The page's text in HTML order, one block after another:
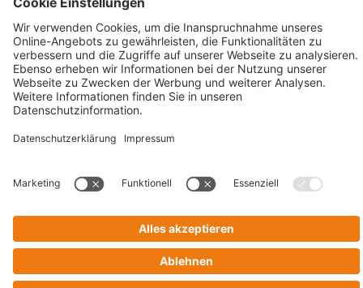
Impressum
Datenschutz
Code Of Conduct
AGB Für Leistungen Im Risiko- Und
Chancenmanagement
AGB Für Data And Marketing Solutions
Victor-Gollancz-Straße 5 | 76137 Karlsruhe
Company with Management System Certified by DNV - ISO
9001, ISO 45001, ISO/IEC 27001, ISO 14001